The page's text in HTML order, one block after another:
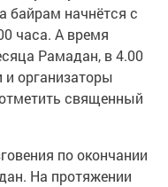
байрам начнётся с
часа. А время
Рамадан, в 4.00
организаторы
священный
по окончании
На протяжении